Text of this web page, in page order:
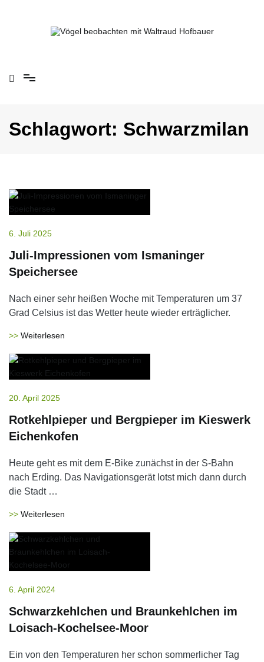
Schlagwort: Schwarzmilan
6. Juli 2025
Juli-Impressionen vom Ismaninger
Speichersee
Nach einer sehr heißen Woche mit Temperaturen um 37
Grad Celsius ist das Wetter heute wieder erträglicher.
Weiterlesen
20. April 2025
Rotkehlpieper und Bergpieper im Kieswerk
Eichenkofen
Heute geht es mit dem E-Bike zunächst in der S-Bahn
nach Erding. Das Navigationsgerät lotst mich dann durch
die Stadt …
Weiterlesen
6. April 2024
Schwarzkehlchen und Braunkehlchen im
Loisach-Kochelsee-Moor
Ein von den Temperaturen her schon sommerlicher Tag